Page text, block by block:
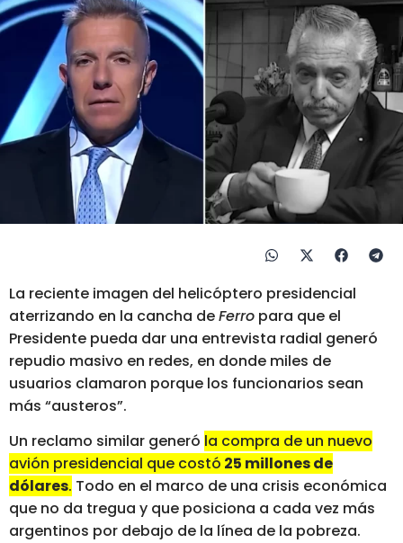
La reciente imagen del helicóptero presidencial
aterrizando en la cancha deFerro para que el
Presidente pueda dar una entrevista radial generó
repudio masivo en redes, en donde miles de
usuarios clamaron porque los funcionarios sean
más “austeros”.
Un reclamo similar generó la compra de un nuevo
avión presidencial que costó 25 millones de
dólares. Todo en el marco de una crisis económica
que no da tregua y que posiciona a cada vez más
argentinos por debajo de la línea de la pobreza.